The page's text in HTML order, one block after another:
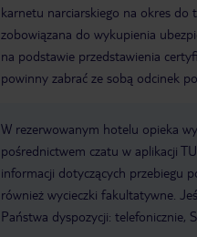
karnetu narciarskiego na okres do
zobowiązana do wykupienia
na podstawie przedstawienia
powinny zabrać ze sobą odcinek
W rezerwowanym hotelu opieka
pośrednictwem czatu w aplikacji
informacji dotyczących przebiegu
również wycieczki fakultatywne.
Państwa dyspozycji: telefonicznie,